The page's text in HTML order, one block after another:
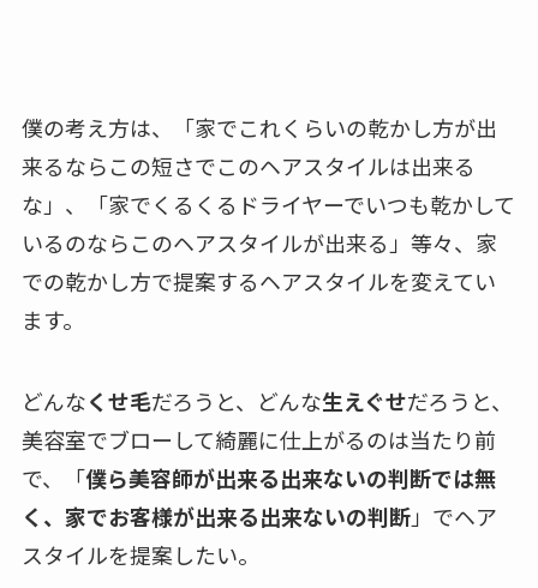
僕の考え方は、「家でこれくらいの乾かし方が出
来るならこの短さでこのヘアスタイルは出来る
な」、「家でくるくるドライヤーでいつも乾かして
いるのならこのヘアスタイルが出来る」等々、家
での乾かし方で提案するヘアスタイルを変えてい
ます。
どんなくせ毛だろうと、どんな生えぐせだろうと、
美容室でブローして綺麗に仕上がるのは当たり前
で、「僕ら美容師が出来る出来ないの判断では無
く、家でお客様が出来る出来ないの判断」でヘア
スタイルを提案したい。